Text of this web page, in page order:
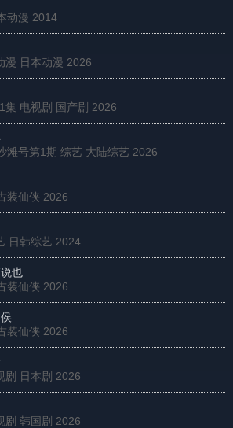
动漫 2014
漫 日本动漫 2026
集 电视剧 国产剧 2026
滩号第1期 综艺 大陆综艺 2026
装仙侠 2026
日韩综艺 2024
也
装仙侠 2026
装仙侠 2026
剧 日本剧 2026
剧 韩国剧 2026